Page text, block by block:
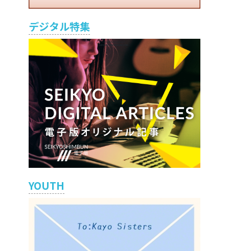
デジタル特集
YOUTH